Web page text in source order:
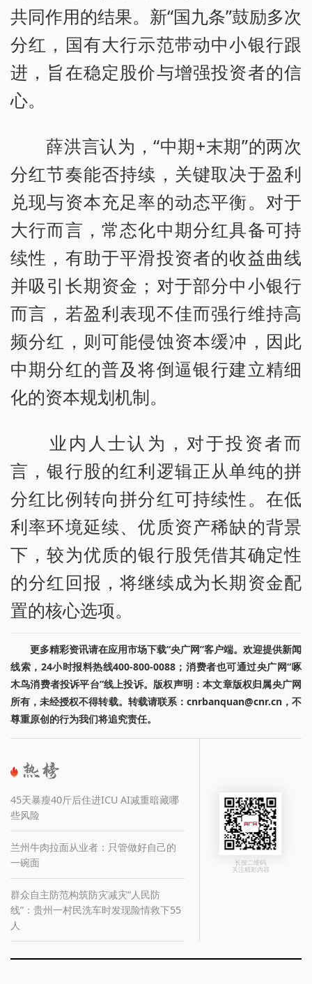
共同作用的结果。新“国九条”鼓励多次
分红，国有大行示范带动中小银行跟
进，旨在稳定股价与增强投资者的信
心。
薛洪言认为，“中期+末期”的两次
分红节奏能否持续，关键取决于盈利
兑现与资本充足率的动态平衡。对于
大行而言，常态化中期分红具备可持
续性，有助于平滑投资者的收益曲线
并吸引长期资金；对于部分中小银行
而言，若盈利表现不佳而强行维持高
频分红，则可能侵蚀资本缓冲，因此
中期分红的普及将倒逼银行建立精细
化的资本规划机制。
业内人士认为，对于投资者而
言，银行股的红利逻辑正从单纯的拼
分红比例转向拼分红可持续性。在低
利率环境延续、优质资产稀缺的背景
下，较为优质的银行股凭借其确定性
的分红回报，将继续成为长期资金配
置的核心选项。
更多精彩资讯请在应用市场下载“央广网”客户端。欢迎提供新闻
线索，24小时报料热线400-800-0088；消费者也可通过央广网“啄
木鸟消费者投诉平台”线上投诉。版权声明：本文章版权归属央广网
所有，未经授权不得转载。转载请联系：cnrbanquan@cnr.cn，不
尊重原创的行为我们将追究责任。
45天暴瘦40斤后住进ICU AI减重暗藏哪
些风险
兰州牛肉拉面从业者：只管做好自己的
一碗面
群众自主防范构筑防灾减灾“人民防
线”：贵州一村民洗车时发现险情救下55
人
长按二维码
关注精彩内容